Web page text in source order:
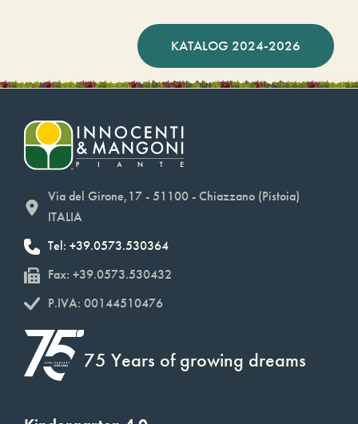
KATALOG 2024-2026
Via del Girone,17 - 51100 - Chiazzano (Pistoia)
ITALIA
Tel: +39.0573.530364
Fax: +39.0573.530432
P.IVA: 00144510476
75 Years of growing dreams